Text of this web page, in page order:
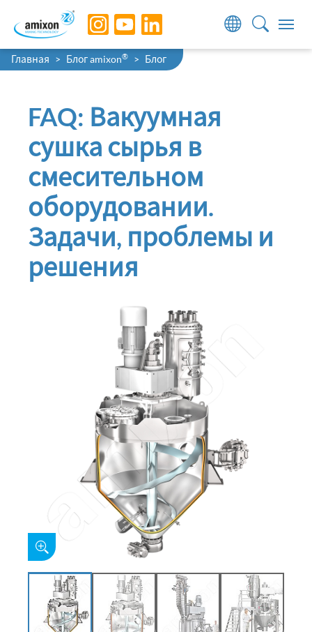
Skip to main navigation
Skip to main content
Skip to page footer
You are here:
Главная Блог amixon® Блог
FAQ: Вакуумная
сушка сырья в
смесительном
оборудовании.
Задачи, проблемы и
решения